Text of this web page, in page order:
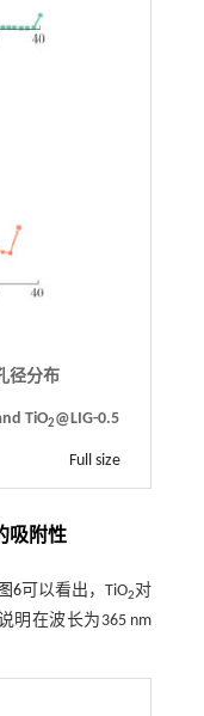
径分布
TiO2@LIG-0.5
Full size
吸附性
6可以看出，TiO2对
明在波长为365 nm